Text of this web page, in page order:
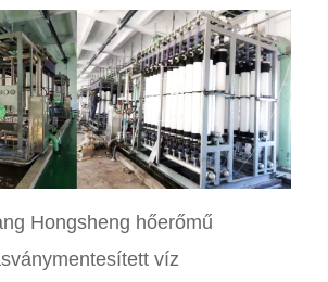
Hongsheng hőerőmű
víz